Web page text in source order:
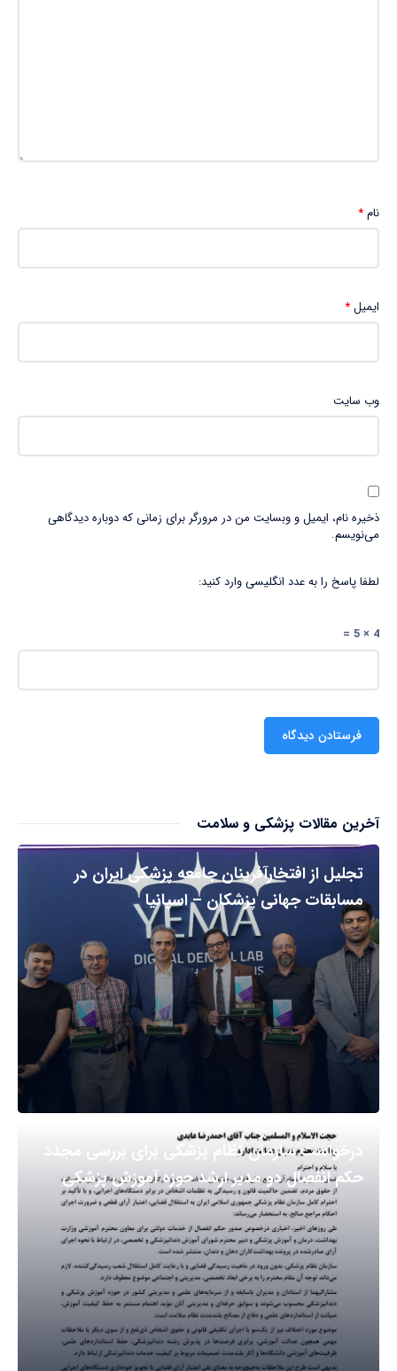
نام*
ایمیل*
وب‌ سایت
ذخیره نام، ایمیل و وبسایت من در مرورگر برای زمانی که دوباره دیدگاهی
می‌نویسم.
لطفا پاسخ را به عدد انگلیسی وارد کنید:
4 × 5 =
آخرین مقالات پزشکی و سلامت
تجلیل از افتخارآفرینان جامعه پزشکی ایران در
مسابقات جهانی پزشکان – اسپانیا
درخواست سازمان نظام پزشکی برای بررسی مجدد
حکم انفصال دو مدیر ارشد حوزه آموزش پزشکی